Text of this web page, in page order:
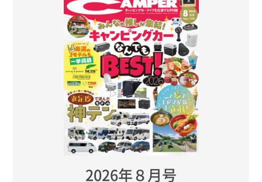
2026年８月号